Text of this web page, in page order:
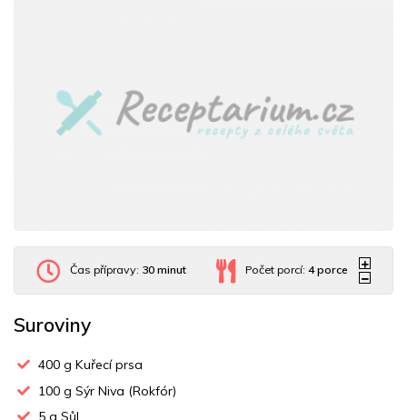
Čas přípravy: 30 minut Počet porcí:4 porce
Suroviny
400 g Kuřecí prsa
100 g Sýr Niva (Rokfór)